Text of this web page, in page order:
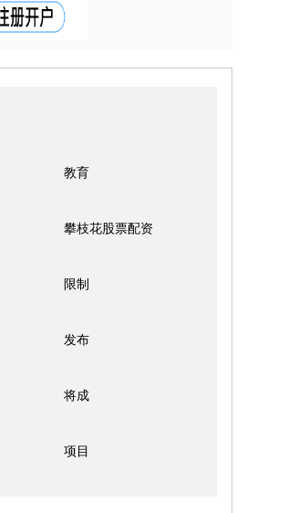
教育
攀枝花股票配资
限制
发布
将成
项目